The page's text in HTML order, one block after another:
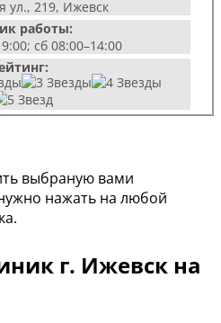
ул., 219, Ижевск
работы:
сб 08:00–14:00
выбраную вами
нажать на любой
г. Ижевск на